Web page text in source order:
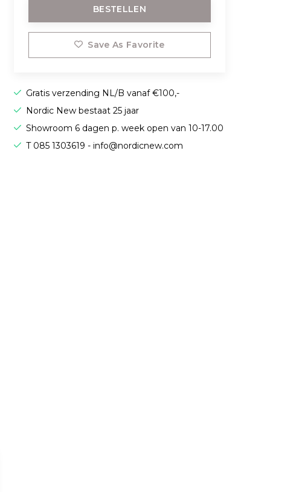
BESTELLEN
Save As Favorite
Gratis verzending NL/B vanaf €100,-
Nordic New bestaat 25 jaar
Showroom 6 dagen p. week open van 10-17.00
T 085 1303619 -info@nordicnew.com